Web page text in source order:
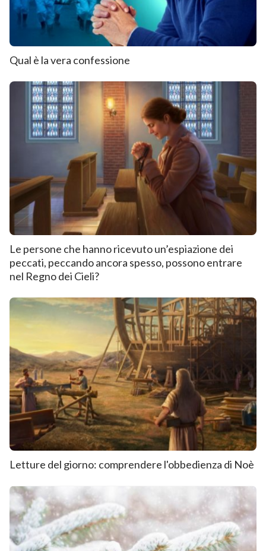
Qual è la vera confessione
Le persone che hanno ricevuto un’espiazione dei
peccati, peccando ancora spesso, possono entrare
nel Regno dei Cieli?
Letture del giorno: comprendere l'obbedienza di Noè